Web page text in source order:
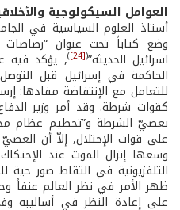
العوامل السيكولوجية
أستاذ العلوم السياسية في
وضع كتاباً تحت عنوان
اسرائيل الحديثة”(
[24]
), يؤكد فيه
الحاكمة في إسرائيل قبل
للتعامل مع الإنتفاضة مفادها:
بعصيّ الشرطة و”تحطيم عظام
على قوات الإحتلال, إلاّ أن
التلفزيونية في التقاط صور
ظهر الأمر في نظر العالم عنفاً
على إعادة النظر في أساليبه